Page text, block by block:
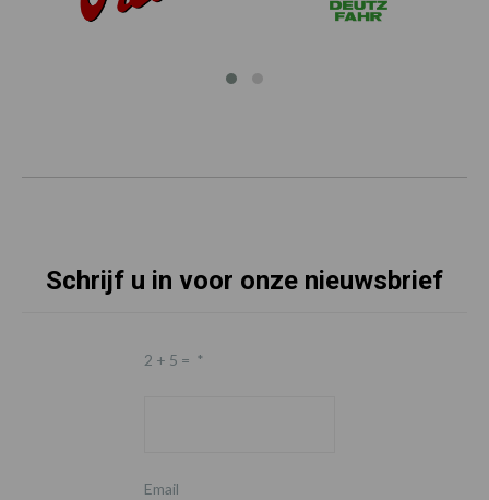
Schrijf u in voor onze nieuwsbrief
2 + 5 = *
Email